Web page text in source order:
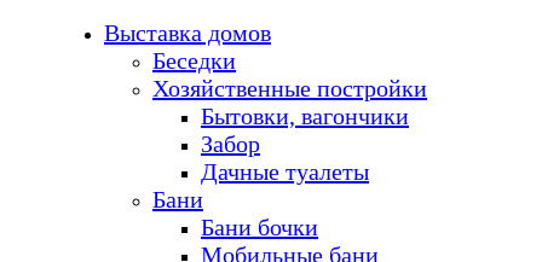
Выставка домов
Беседки
Хозяйственные постройки
Бытовки, вагончики
Забор
Дачные туалеты
Бани
Бани бочки
Мобильные бани